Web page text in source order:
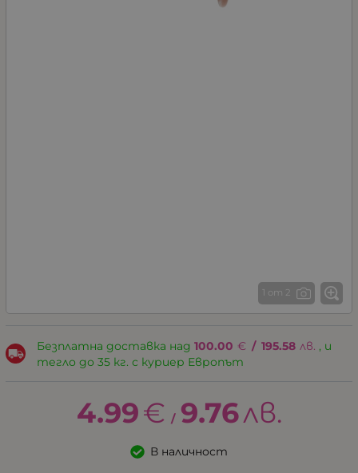
1 от 2
Безплатна доставка над 100.00 € / 195.58 лв. , и
тегло до 35 кг. с куриер Европът
4.99€ / 9.76лв.
В наличност